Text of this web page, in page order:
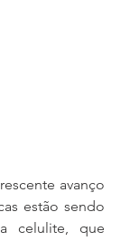
avanço
estão sendo
celulite, que